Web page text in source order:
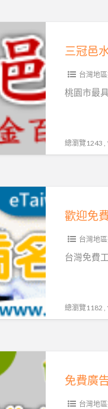
三冠邑
台灣地
桃園市最
總瀏覽1243 ,
歡迎免
台灣地
台灣免費
總瀏覽1182 ,
台灣地